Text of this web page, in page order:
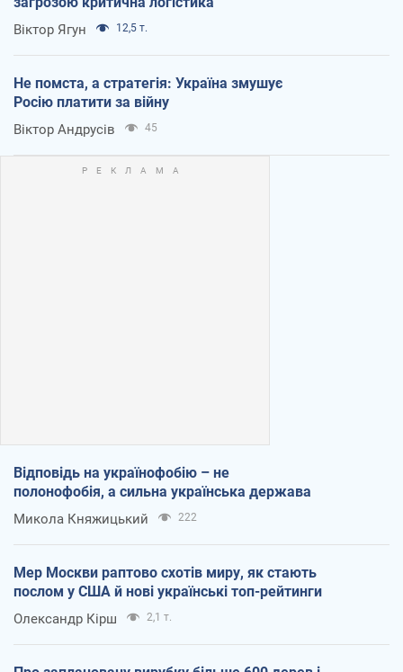
Віктор Ягун 12,5 т.
Не помста, а стратегія: Україна змушує
Росію платити за війну
Віктор Андрусів 45
Відповідь на українофобію – не
полонофобія, а сильна українська держава
Микола Княжицький 222
Мер Москви раптово схотів миру, як стають
послом у США й нові українські топ-рейтинги
Олександр Кірш 2,1 т.